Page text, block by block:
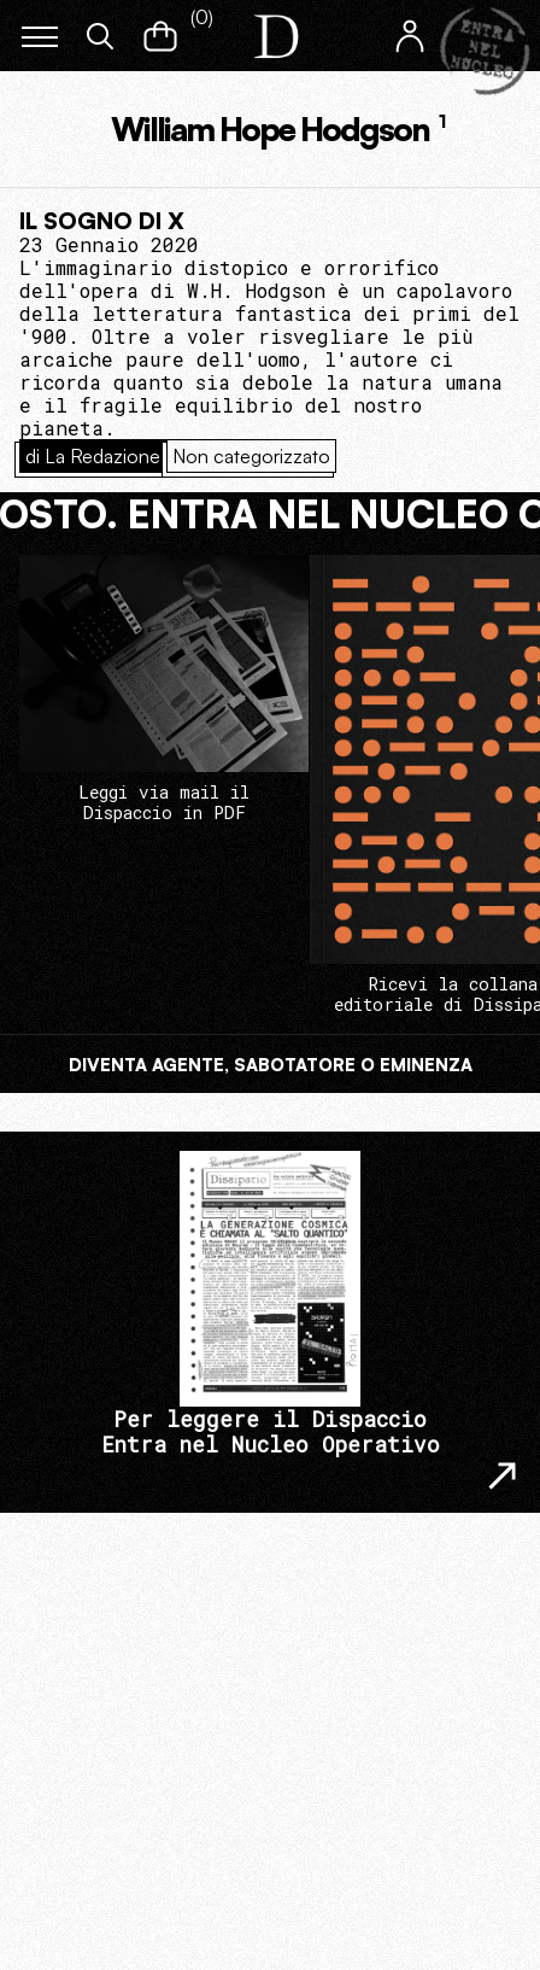
(0)
William Hope Hodgson 1
IL SOGNO DI X
23 Gennaio 2020
L'immaginario distopico e orrorifico
dell'opera di W.H. Hodgson è un capolavoro
della letteratura fantastica dei primi del
'900. Oltre a voler risvegliare le più
arcaiche paure dell'uomo, l'autore ci
ricorda quanto sia debole la natura umana
e il fragile equilibrio del nostro
pianeta.
di La Redazione Non categorizzato
ENTRA NEL NUCLEO
Leggi via mail il
Dispaccio in PDF
Ricevi la collana
editoriale di
DIVENTA AGENTE, SABOTATORE O EMINENZA
Per leggere il Dispaccio
Entra nel Nucleo Operativo